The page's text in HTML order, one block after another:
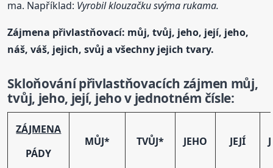
ma. Například: Vyrobil klouzačku svýma rukama.
Zájmena přivlastňovací: můj, tvůj, jeho, její, jeho,
náš, váš, jejich, svůj a všechny jejich tvary.
Skloňovánípřivlastňovacích zájmen můj,
tvůj, jeho, její, jeho v jednotném čísle:
ZÁJMENA
PÁDY
MŮJ* TVŮJ* JEHO JEJÍ